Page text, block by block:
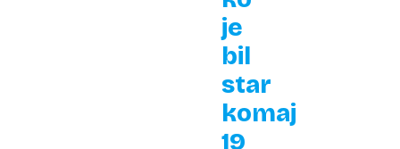
je
bil
star
komaj
19